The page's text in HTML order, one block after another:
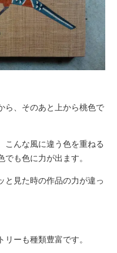
ら、そのあと上から桃色で
こんな風に違う色を重ねる
も色に力が出ます。
と見た時の作品の力が違っ
ーも種類豊富です。